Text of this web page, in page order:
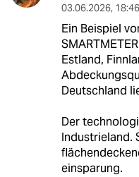
03.06.2026,
Ein Beispiel
Estland,
Deutschland
Der
Industrieland.
einsparung.